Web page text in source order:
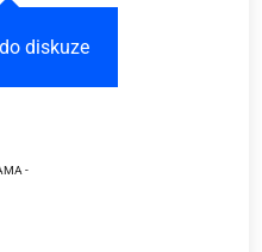
diskuze